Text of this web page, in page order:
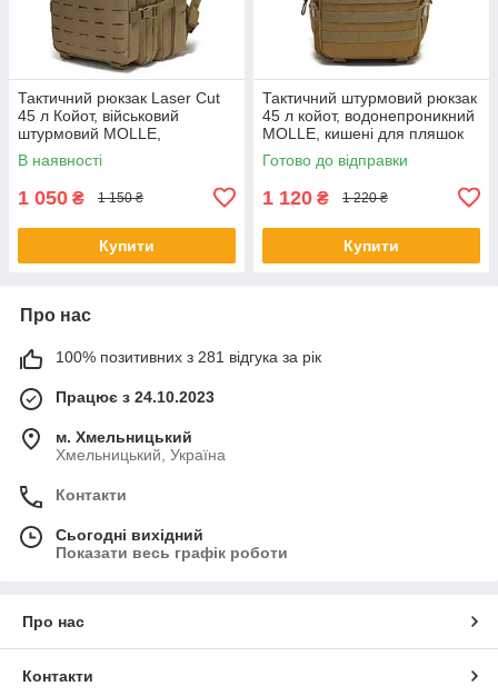
Тактичний рюкзак Laser Cut
45 л Койот, військовий
штурмовий MOLLE,
водонепроникний, для ЗСУ
№4
В наявності
1 050 ₴ 1 150 ₴
Купити
Тактичний штурмовий рюкзак
45 л койот, водонепроникний
MOLLE, кишені для пляшок
№5
Готово до відправки
1 120 ₴ 1 220 ₴
Купити
Про нас
100% позитивних з 281 відгука за рік
Працює з 24.10.2023
м. Хмельницький
Хмельницький, Україна
Контакти
Сьогодні вихідний
Показати весь графік роботи
Про нас
Контакти